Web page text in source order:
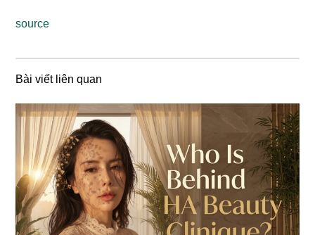
source
Bài viết liên quan